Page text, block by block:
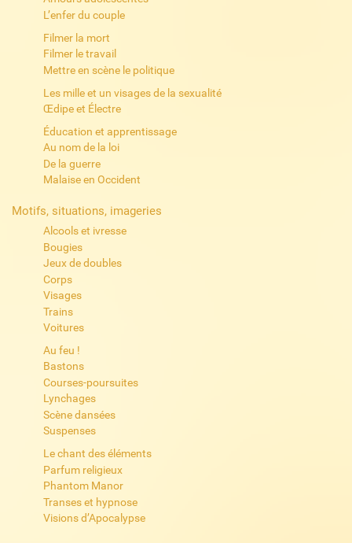
L’enfer du couple
Filmer la mort
Filmer le travail
Mettre en scène le politique
Les mille et un visages de la sexualité
Œdipe et Électre
Éducation et apprentissage
Au nom de la loi
De la guerre
Malaise en Occident
Motifs, situations, imageries
Alcools et ivresse
Bougies
Jeux de doubles
Corps
Visages
Trains
Voitures
Au feu !
Bastons
Courses-poursuites
Lynchages
Scène dansées
Suspenses
Le chant des éléments
Parfum religieux
Phantom Manor
Transes et hypnose
Visions d’Apocalypse